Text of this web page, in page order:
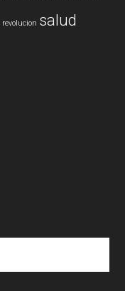
revolucion salud